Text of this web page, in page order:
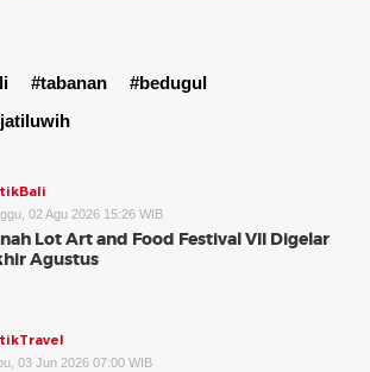
#tabanan
#bedugul
02 Agu 2026 15:26 WIB
Lot Art and Food Festival VII Digelar
Agustus
03 Jun 2026 07:00 WIB